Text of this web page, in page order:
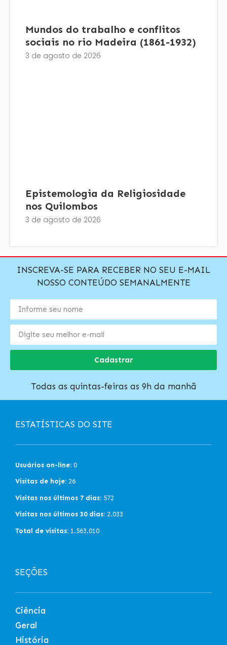
Mundos do trabalho e conflitos
sociais no rio Madeira (1861-1932)
3 de agosto de 2026
Epistemologia da Religiosidade
nos Quilombos
3 de agosto de 2026
INSCREVA-SE PARA RECEBER NO SEU E-MAIL
NOSSO CONTEÚDO SEMANALMENTE
Cadastrar
Todas as quintas-feiras as 9h da manhã
ESTATÍSTICAS DO SITE
Usuários on-line: 0
Visitas de hoje: 26
Visitas nos últimos 7 dias: 572
Visitas nos últimos 30 dias: 2.033
Total de visitas: 1.563.010
SEÇÕES
Ciência
Geral
História